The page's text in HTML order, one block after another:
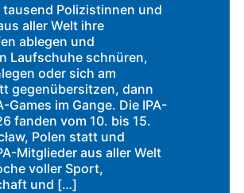
tausend Polizistinnen und
aller Welt ihre
ablegen und
Laufschuhe schnüren,
oder sich am
gegenübersitzen, dann
Games im Gange. Die IPA-
fanden vom 10. bis 15.
Polen statt und
Mitglieder aus aller Welt
voller Sport,
und […]